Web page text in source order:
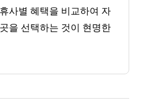
사별 혜택을 비교하여 자
을 선택하는 것이 현명한